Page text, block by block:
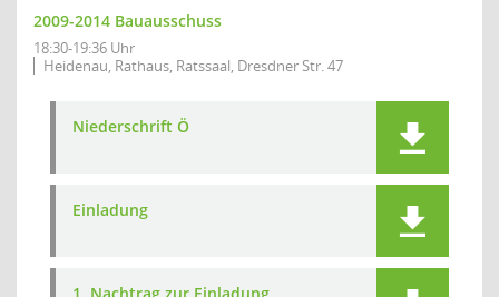
2009-2014 Bauausschuss
18:30-19:36 Uhr
Heidenau, Rathaus, Ratssaal, Dresdner Str. 47
Niederschrift Ö
Einladung